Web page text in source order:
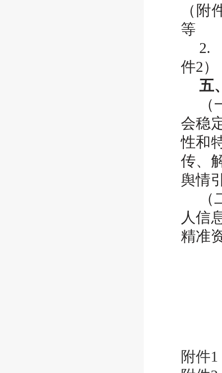
（
等
2.
件2）
五
会稳
性和
传、
舆情
人信
精准
附件